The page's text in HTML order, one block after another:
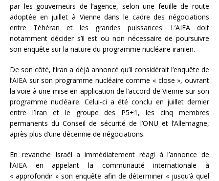
par les gouverneurs de l’agence, selon une feuille de route
adoptée en juillet à Vienne dans le cadre des négociations
entre Téhéran et les grandes puissances. L’AIEA doit
notamment décider s’il est ou non nécessaire de poursuivre
son enquête sur la nature du programme nucléaire iranien.
De son côté, l’Iran a déjà annoncé qu’il considérait l’enquête de
l’AIEA sur son programme nucléaire comme « close », ouvrant
la voie à une mise en application de l’accord de Vienne sur son
programme nucléaire. Celui-ci a été conclu en juillet dernier
entre l’Iran et le groupe des P5+1, les cinq membres
permanents du Conseil de sécurité de l’ONU et l’Allemagne,
après plus d’une décennie de négociations.
En revanche Israël a immédiatement réagi à l’annonce de
l’AIEA en appelant la communauté internationale à
« approfondir » son enquête afin de déterminer « jusqu’à quel